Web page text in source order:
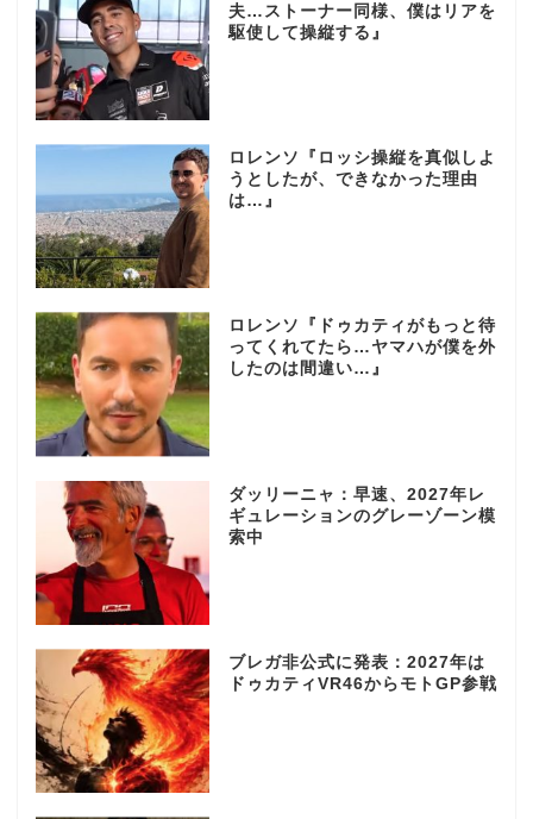
夫…ストーナー同様、僕はリアを
駆使して操縦する』
ロレンソ『ロッシ操縦を真似しよ
うとしたが、できなかった理由
は…』
ロレンソ『ドゥカティがもっと待
ってくれてたら…ヤマハが僕を外
したのは間違い…』
ダッリーニャ：早速、2027年レ
ギュレーションのグレーゾーン模
索中
ブレガ非公式に発表：2027年は
ドゥカティVR46からモトGP参戦